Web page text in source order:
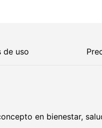
de uso
en bienestar,